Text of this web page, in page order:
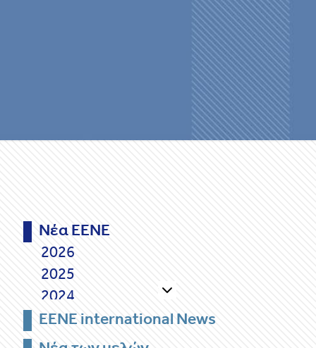
Νέα ΕΕΝΕ
2026
2025
2024
2023
2022
EENE international News